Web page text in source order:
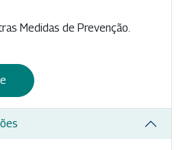
Medidas de Prevenção.